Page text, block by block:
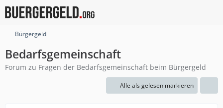
Bürgergeld
Bedarfsgemeinschaft
Forum zu Fragen der Bedarfsgemeinschaft beim Bürgergeld
Alle als gelesen markieren